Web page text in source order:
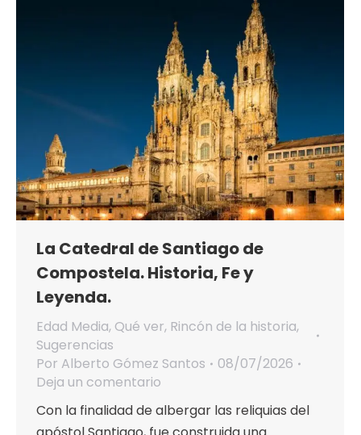
La Catedral de Santiago de
Compostela. Historia, Fe y
Leyenda.
Edad Media, Qué ver, Rincón de la historia,
Sugerencias
Por Alberto Gómez Santos
08/07/2026
Deja un comentario
Con la finalidad de albergar las reliquias del